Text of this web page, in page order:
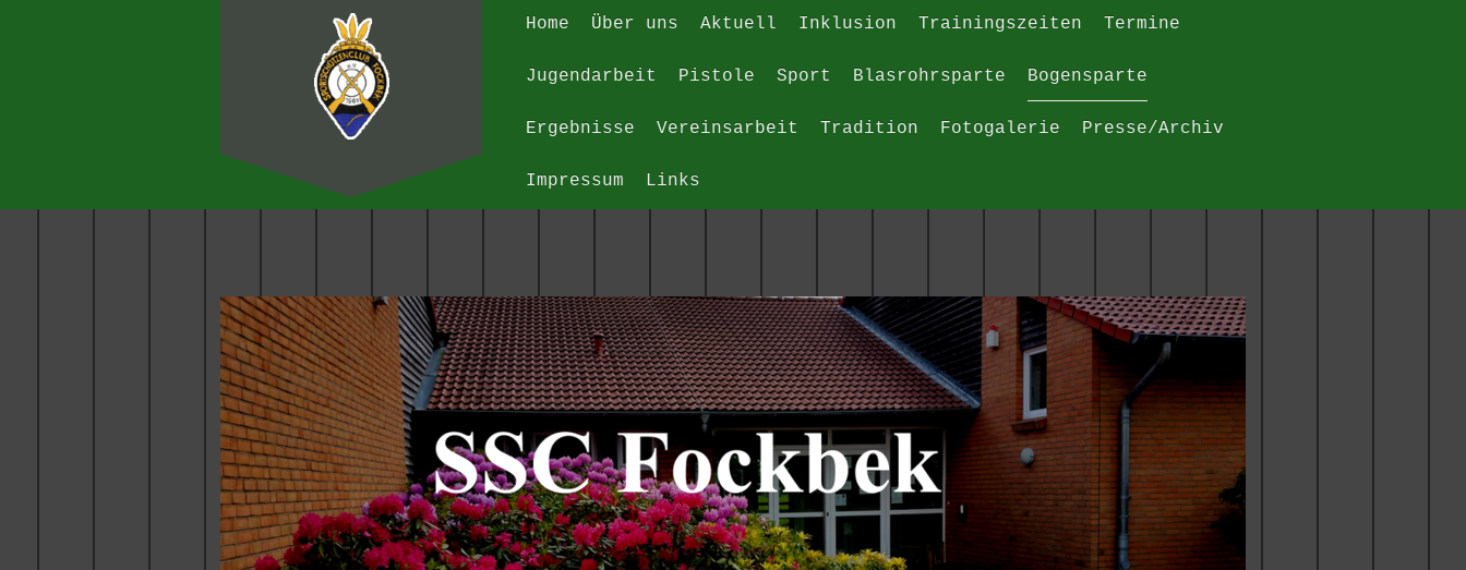
Home Über uns Aktuell Inklusion Trainingszeiten Termine
Jugendarbeit Pistole Sport Blasrohrsparte Bogensparte
Ergebnisse Vereinsarbeit Tradition Fotogalerie Presse/Archiv
Impressum Links